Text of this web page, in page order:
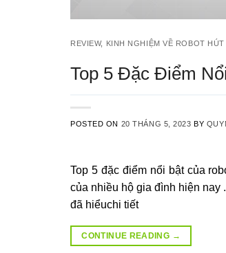
REVIEW, KINH NGHIỆM VỀ ROBOT
Top 5 Đặc Điểm
POSTED ON 20 THÁNG 5, 2023 BY
Top 5 đặc điểm nổi bật của
của nhiều hộ gia đình hiện nay
đã hiểuchi tiết
CONTINUE READING →